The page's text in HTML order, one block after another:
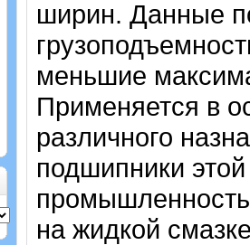
ширин. Данные
меньшие
Применяется в
различного
подшипники этой
на жидкой